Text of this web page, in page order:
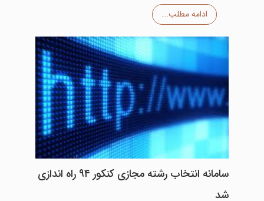
ادامه مطلب...
سامانه انتخاب رشته مجازی کنکور ۹۴ راه اندازی
شد